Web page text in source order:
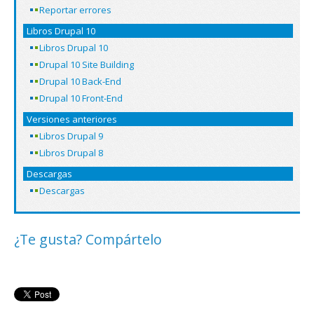
Reportar errores
Libros Drupal 10
Libros Drupal 10
Drupal 10 Site Building
Drupal 10 Back-End
Drupal 10 Front-End
Versiones anteriores
Libros Drupal 9
Libros Drupal 8
Descargas
Descargas
¿Te gusta? Compártelo